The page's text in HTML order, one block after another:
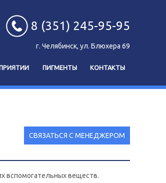
8 (351) 245-95-95
г. Челябинск, ул. Блюхера 69
ПИГМЕНТЫ КОНТАКТЫ
СВЯЗАТЬСЯ С МЕНЕДЖЕРОМ
вспомогательных веществ.